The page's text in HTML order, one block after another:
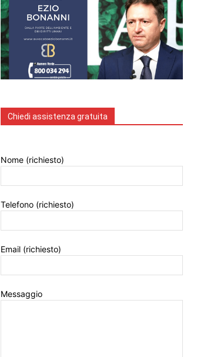
Chiedi assistenza gratuita
Nome (richiesto)
Telefono (richiesto)
Email (richiesto)
Messaggio